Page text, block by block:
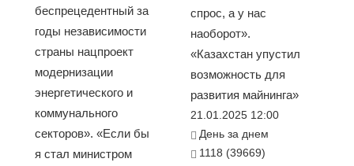
беспрецедентный за
годы независимости
страны нацпроект
модернизации
энергетического и
коммунального
секторов». «Если бы
я стал министром
спрос, а у нас
наоборот».
«Казахстан упустил
возможность для
развития майнинга»
21.01.2025 12:00
День за днем
1118 (39669)